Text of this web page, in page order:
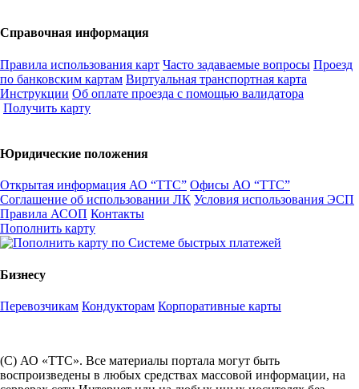
Справочная информация
Правила использования карт Часто задаваемые вопросы Проезд
по банковским картам Виртуальная транспортная карта
Инструкции Об оплате проезда с помощью валидатора
Получить карту
Юридические положения
Открытая информация АО “ТТС” Офисы АО “ТТС”
Соглашение об использовании ЛК Условия использования ЭСП
Правила АСОП Контакты
Пополнить карту
Бизнесу
Перевозчикам Кондукторам Корпоративные карты
(С) АО «ТТС». Все материалы портала могут быть
воспроизведены в любых средствах массовой информации, на